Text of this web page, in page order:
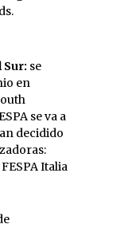
Sur: se
en
se va a
decidido
Italia